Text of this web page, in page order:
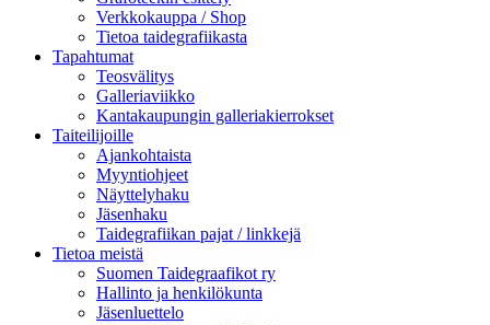
Verkkokauppa / Shop
Tietoa taidegrafiikasta
Tapahtumat
Teosvälitys
Galleriaviikko
Kantakaupungin galleriakierrokset
Taiteilijoille
Ajankohtaista
Myyntiohjeet
Näyttelyhaku
Jäsenhaku
Taidegrafiikan pajat / linkkejä
Tietoa meistä
Suomen Taidegraafikot ry
Hallinto ja henkilökunta
Jäsenluettelo